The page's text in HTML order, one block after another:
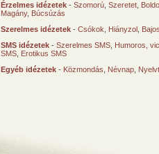
Érzelmes idézetek - Szomorú Szeretet
Magány, Búcsúzás
Szerelmes idézetek - Csókok Hiányzol
SMS idézetek - Szerelmes SMS Humoros,
SMS Erotikus SMS
Egyéb idézetek - Közmondás Névnap